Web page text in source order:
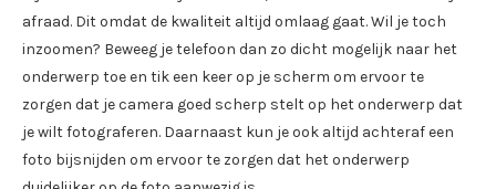
afraad. Dit omdat de kwaliteit altijd omlaag gaat. Wil je toch
inzoomen? Beweeg je telefoon dan zo dicht mogelijk naar het
onderwerp toe en tik een keer op je scherm om ervoor te
zorgen dat je camera goed scherp stelt op het onderwerp dat
je wilt fotograferen. Daarnaast kun je ook altijd achteraf een
foto bijsnijden om ervoor te zorgen dat het onderwerp